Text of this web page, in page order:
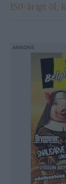
150-årigt öl,